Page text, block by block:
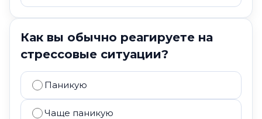
Как вы обычно реагируете на
стрессовые ситуации?
Паникую
Чаще паникую